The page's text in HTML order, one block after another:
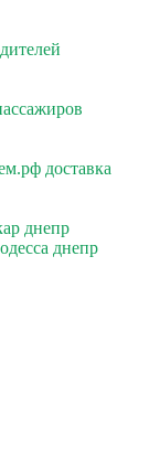
доставка
днепр
днепр